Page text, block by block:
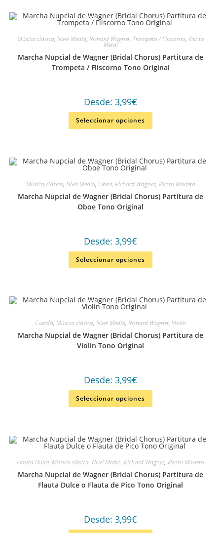
Música clásica, Nivel Medio, Richard Wagner, Trompeta / Fliscorno, Viento
Metal
Marcha Nupcial de Wagner (Bridal Chorus) Partitura de
Trompeta / Fliscorno Tono Original
Desde: 3,99€
Seleccionar opciones
Música clásica, Nivel Medio, Oboe, Richard Wagner, Viento Madera
Marcha Nupcial de Wagner (Bridal Chorus) Partitura de
Oboe Tono Original
Desde: 3,99€
Seleccionar opciones
Cuerda, Música clásica, Nivel Medio, Richard Wagner, Violín
Marcha Nupcial de Wagner (Bridal Chorus) Partitura de
Violín Tono Original
Desde: 3,99€
Seleccionar opciones
Flauta Dulce, Música clásica, Nivel Medio, Richard Wagner, Viento Madera
Marcha Nupcial de Wagner (Bridal Chorus) Partitura de
Flauta Dulce o Flauta de Pico Tono Original
Desde: 3,99€